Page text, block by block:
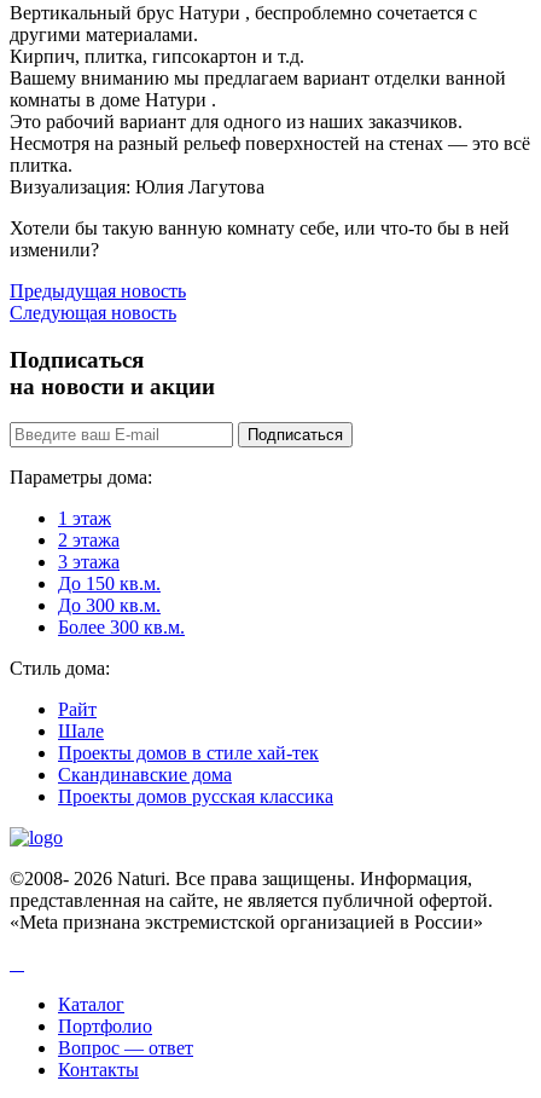
Вертикальный брус Натури , беспроблемно сочетается с
другими материалами.
Кирпич, плитка, гипсокартон и т.д.
Вашему вниманию мы предлагаем вариант отделки ванной
комнаты в доме Натури .
Это рабочий вариант для одного из наших заказчиков.
Несмотря на разный рельеф поверхностей на стенах — это всё
плитка.
Визуализация: Юлия Лагутова
Хотели бы такую ванную комнату себе, или что-то бы в ней
изменили?
Предыдущая новость
Следующая новость
Подписаться
на новости и акции
Подписаться
Параметры дома:
1 этаж
2 этажа
3 этажа
До 150 кв.м.
До 300 кв.м.
Более 300 кв.м.
Стиль дома:
Райт
Шале
Проекты домов в стиле хай-тек
Скандинавские дома
Проекты домов русская классика
©2008- 2026 Naturi. Все права защищены. Информация,
представленная на сайте, не является публичной офертой.
«Meta признана экстремистcкой организацией в России»
Каталог
Портфолио
Вопрос — ответ
Контакты